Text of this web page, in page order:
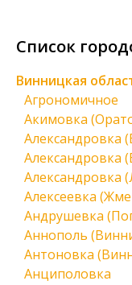
Список
Винницкая
Агрономичное
Акимовка
Александровка
Александровка
Александровка
Алексеевка
Андрушевка
Аннополь
Антоновка
Анциполовка